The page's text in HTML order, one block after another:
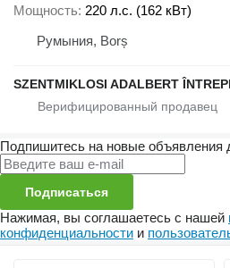
Мощность 220 л.с. (162 кВт)
Румыния, Borș
Подпишитесь на новые объявления
Подписаться
Нажимая, вы соглашаетесь с нашей
конфиденциальности и